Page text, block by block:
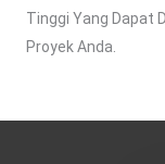
Tinggi Yang Dapat
Proyek Anda.